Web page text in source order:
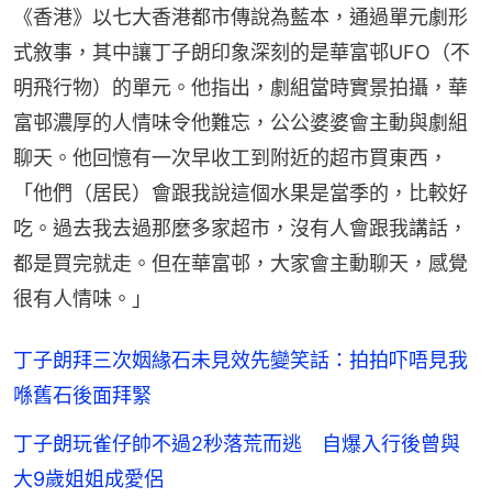
《香港》以七大香港都市傳說為藍本，通過單元劇形
式敘事，其中讓丁子朗印象深刻的是華富邨UFO（不
明飛行物）的單元。他指出，劇組當時實景拍攝，華
富邨濃厚的人情味令他難忘，公公婆婆會主動與劇組
聊天。他回憶有一次早收工到附近的超市買東西，
「他們（居民）會跟我說這個水果是當季的，比較好
吃。過去我去過那麼多家超市，沒有人會跟我講話，
都是買完就走。但在華富邨，大家會主動聊天，感覺
很有人情味。」
丁子朗拜三次姻緣石未見效先變笑話：拍拍吓唔見我
喺舊石後面拜緊
丁子朗玩雀仔帥不過2秒落荒而逃 自爆入行後曾與
大9歲姐姐成愛侶